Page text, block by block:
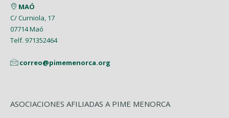
MAÓ
C/ Curniola, 17
07714 Maó
Telf. 971352464
correo@pimemenorca.org
ASOCIACIONES AFILIADAS A PIME MENORCA